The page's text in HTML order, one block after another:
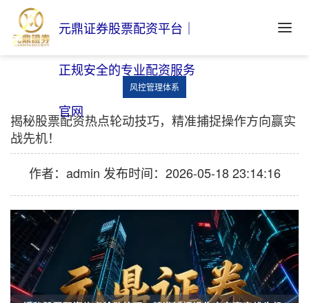
元鼎证券股票配资平台｜
正规安全的专业配资服务
官网
风控管理体系
揭秘股票配资热点轮动技巧，精准捕捉操作方向赢实
战先机！
作者：admin 发布时间：2026-05-18 23:14:16